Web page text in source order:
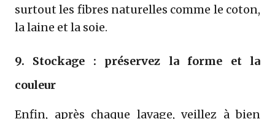
surtout les fibres naturelles comme le coton,
la laine et la soie.
9. Stockage : préservez la forme et la
couleur
Enfin, après chaque lavage, veillez à bien